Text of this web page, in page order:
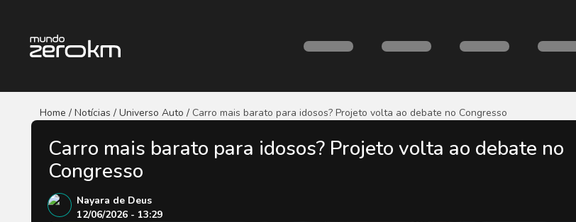
Home / Notícias / Universo Auto / Carro mais barato para idosos? Projeto volta ao debate no Congresso
Carro mais barato para idosos? Projeto volta ao debate no
Congresso
Nayara de Deus
12/06/2026 - 13:29